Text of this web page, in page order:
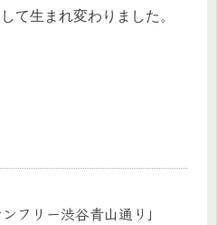
て生まれ変わりました。
フリー渋谷青山通り」